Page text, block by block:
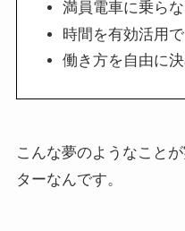
満員電車に乗ら
時間を有効活用
働き方を自由に
こんな夢のようなこと
ターなんです。